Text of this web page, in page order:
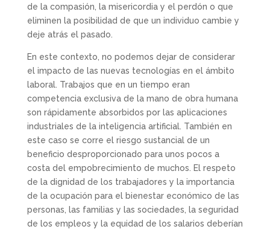
de la compasión, la misericordia y el perdón o que
eliminen la posibilidad de que un individuo cambie y
deje atrás el pasado.
En este contexto, no podemos dejar de considerar
el impacto de las nuevas tecnologías en el ámbito
laboral. Trabajos que en un tiempo eran
competencia exclusiva de la mano de obra humana
son rápidamente absorbidos por las aplicaciones
industriales de la inteligencia artificial. También en
este caso se corre el riesgo sustancial de un
beneficio desproporcionado para unos pocos a
costa del empobrecimiento de muchos. El respeto
de la dignidad de los trabajadores y la importancia
de la ocupación para el bienestar económico de las
personas, las familias y las sociedades, la seguridad
de los empleos y la equidad de los salarios deberían